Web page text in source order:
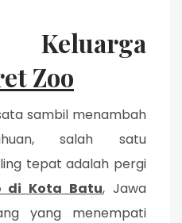
Zoo
sambil menambah
salah satu
tepat adalah pergi
di Kota Batu, Jawa
yang menempati